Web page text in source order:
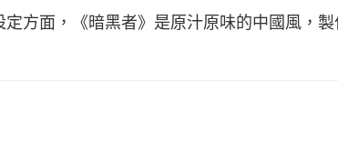
方面，《暗黑者》是原汁原味的中國風，